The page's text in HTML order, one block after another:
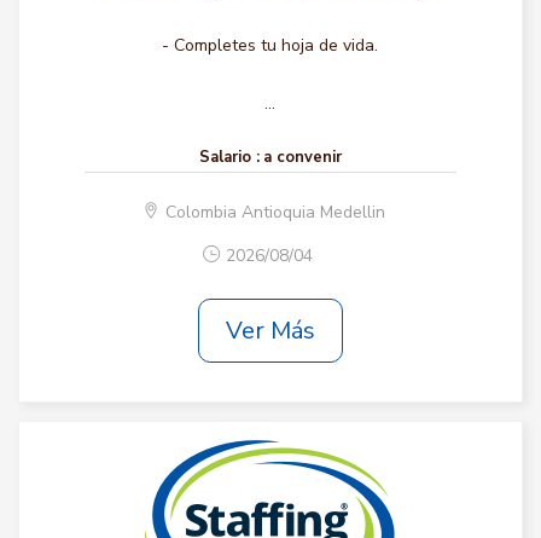
- Completes tu hoja de vida.
...
Salario : a convenir
Colombia Antioquia Medellin
2026/08/04
Ver Más